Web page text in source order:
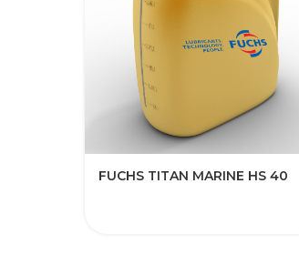
FUCHS TITAN MARINE HS 40